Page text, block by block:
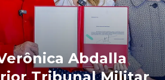
Abdalla